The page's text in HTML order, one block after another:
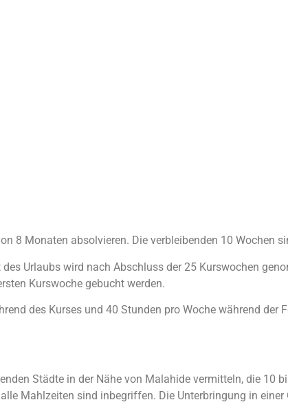
8 Monaten absolvieren. Die verbleibenden 10 Wochen
Urlaubs wird nach Abschluss der 25 Kurswochen
Kurswoche gebucht werden.
des Kurses und 40 Stunden pro Woche während der
Städte in der Nähe von Malahide vermitteln, die 10
Mahlzeiten sind inbegriffen. Die Unterbringung in